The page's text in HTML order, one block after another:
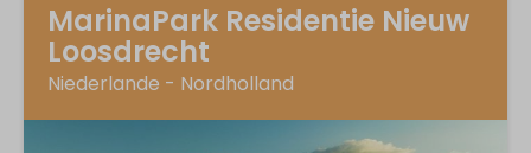
MarinaPark Residentie Nieuw
Loosdrecht
Niederlande - Nordholland